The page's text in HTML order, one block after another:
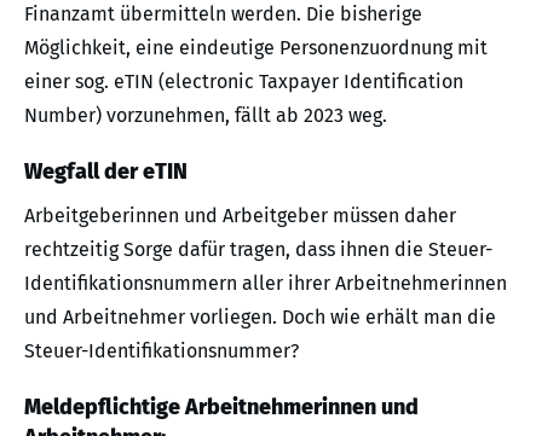
Finanzamt übermitteln werden. Die bisherige
Möglichkeit, eine eindeutige Personenzuordnung mit
einer sog. eTIN (electronic Taxpayer Identification
Number) vorzunehmen, fällt ab 2023 weg.
Wegfall der eTIN
Arbeitgeberinnen und Arbeitgeber müssen daher
rechtzeitig Sorge dafür tragen, dass ihnen die Steuer-
Identifikationsnummern aller ihrer Arbeitnehmerinnen
und Arbeitnehmer vorliegen. Doch wie erhält man die
Steuer-Identifikationsnummer?
Meldepflichtige Arbeitnehmerinnen und